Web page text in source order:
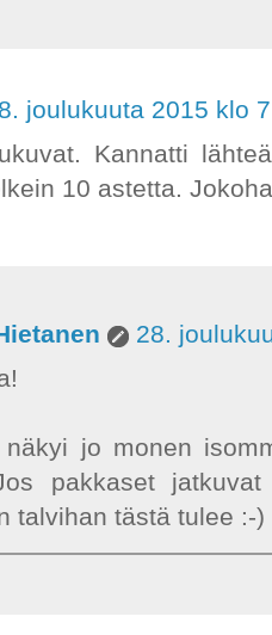
joulukuuta 2015 klo
Kannatti
10 astetta.
28.
jo monen
pakkaset
talvihan tästä tulee :-)